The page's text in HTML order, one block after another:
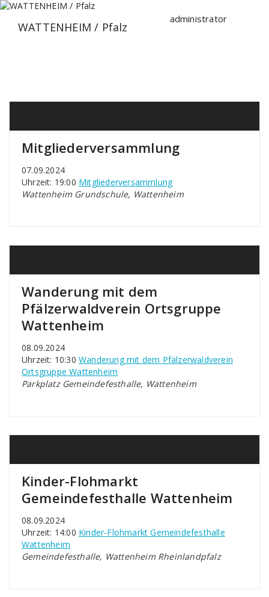
Zum
springenWATTENHEIM / Pfalz
administrator
Mitgliederversammlung
07.09.2024
Uhrzeit: 19:00 Mitgliederversammlung
Wattenheim Grundschule, Wattenheim
Wanderung mit dem
Pfälzerwaldverein Ortsgruppe
Wattenheim
08.09.2024
Uhrzeit: 10:30 Wanderung mit dem Pfälzerwaldverein
Ortsgruppe Wattenheim
Parkplatz Gemeindefesthalle, Wattenheim
Kinder-Flohmarkt
Gemeindefesthalle Wattenheim
08.09.2024
Uhrzeit: 14:00 Kinder-Flohmarkt Gemeindefesthalle
Wattenheim
Gemeindefesthalle, Wattenheim Rheinlandpfalz